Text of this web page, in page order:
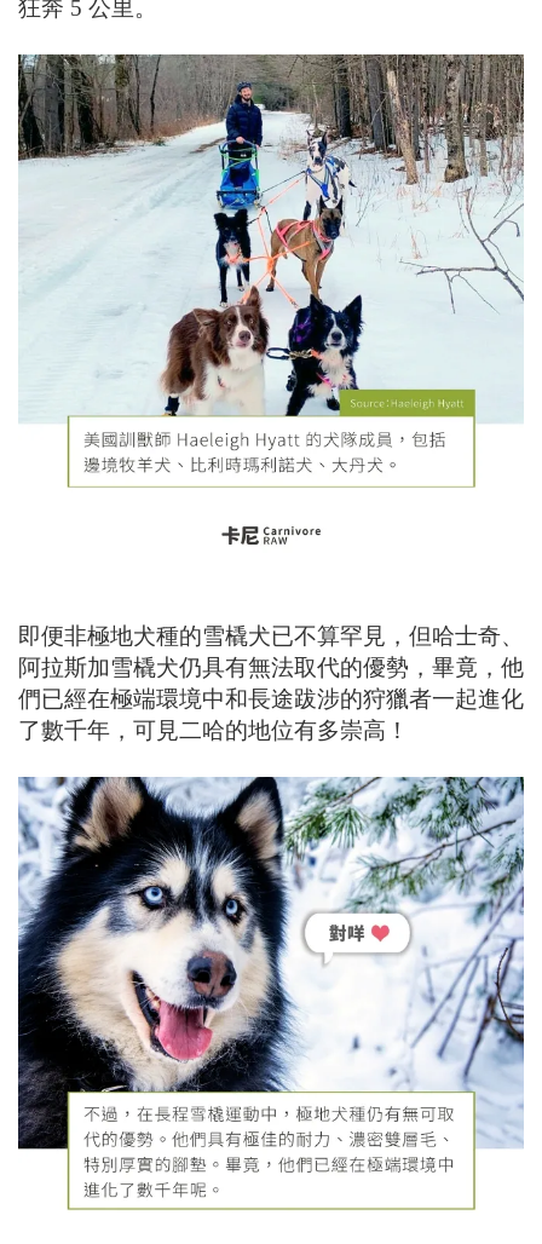
狂奔 5 公里。
即便非極地犬種的雪橇犬已不算罕見，但哈士奇、
阿拉斯加雪橇犬仍具有無法取代的優勢，畢竟，他
們已經在極端環境中和長途跋涉的狩獵者一起進化
了數千年，可見二哈的地位有多崇高！